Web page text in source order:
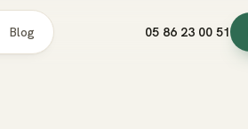
Blog 05 86 23 00 51